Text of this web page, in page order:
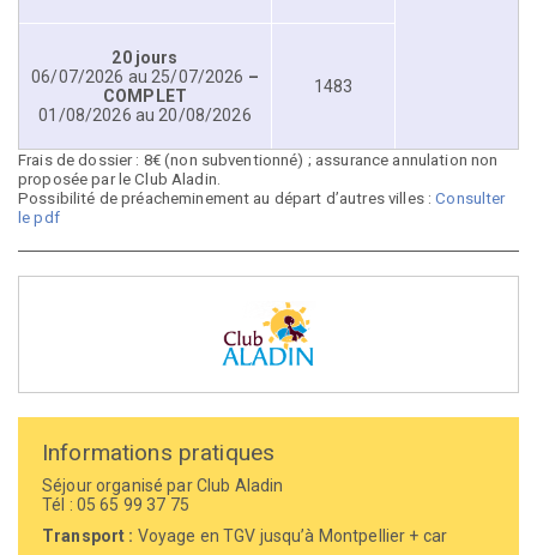
20 jours
06/07/2026 au 25/07/2026 –
COMPLET
01/08/2026 au 20/08/2026
1483
Frais de dossier : 8€ (non subventionné) ; assurance annulation non
proposée par le Club Aladin.
Possibilité de préacheminement au départ d’autres villes :Consulter
le pdf
Informations pratiques
Séjour organisé par Club Aladin
Tél : 05 65 99 37 75
Transport : Voyage en TGV jusqu’à Montpellier + car